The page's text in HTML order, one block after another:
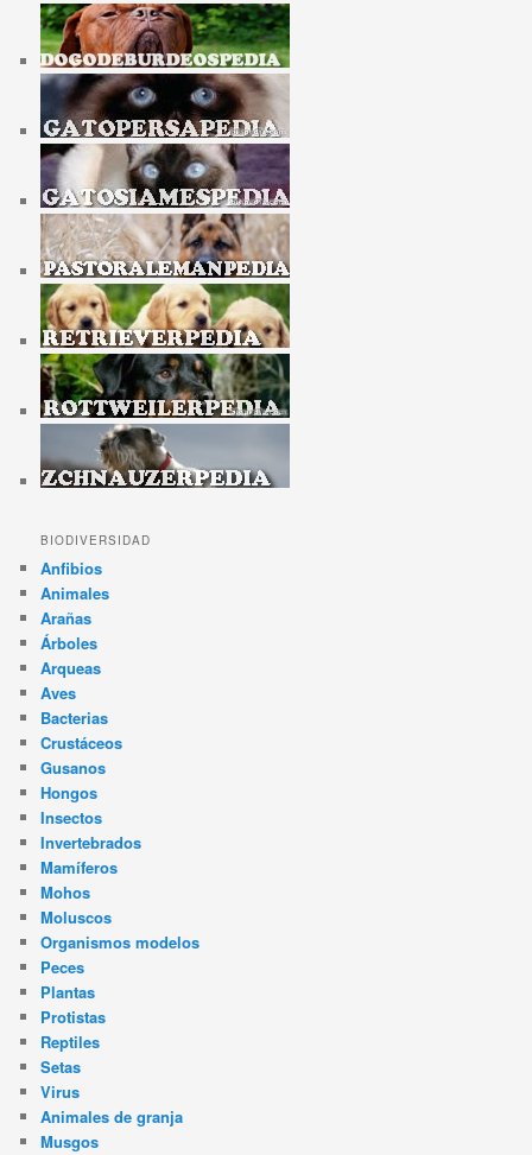
BIODIVERSIDAD
Anfibios
Animales
Arañas
Árboles
Arqueas
Aves
Bacterias
Crustáceos
Gusanos
Hongos
Insectos
Invertebrados
Mamíferos
Mohos
Moluscos
Organismos modelos
Peces
Plantas
Protistas
Reptiles
Setas
Virus
Animales de granja
Musgos